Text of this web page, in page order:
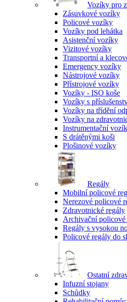
Vozíky pro
Zásuvkové vozíky
Policové vozíky
Vozíky pod lehátka
Asistenční vozíky
Vizitové vozíky
Transportní a
Emergency vozíky
Nástrojové vozíky
Přístrojové vozíky
Vozíky - ISO koše
Vozíky s
Vozíky na třídění
Vozíky na
Instrumentační
S drátěnými koši
Plošinové vozíky
Regály
Mobilní policové
Nerezové policové
Zdravotnické regály
Archivační policové
Regály s vysokou
Policové regály do
Ostatní
Infuzní stojany
Schůdky